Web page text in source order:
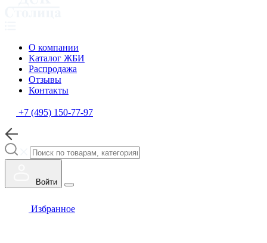
О компании
Каталог ЖБИ
Распродажа
Отзывы
Контакты
+7 (495) 150-77-97
Войти
Избранное